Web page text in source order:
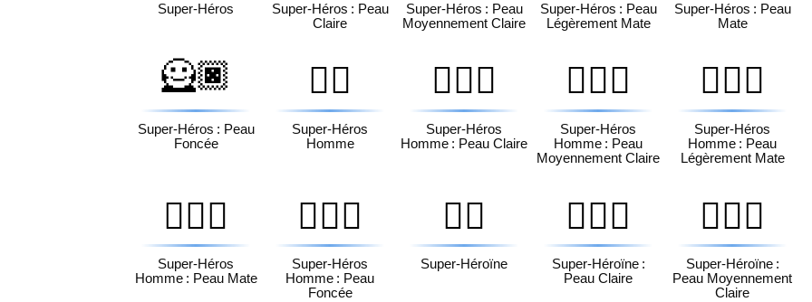
Super-Héros
Super-Héros : Peau
Claire
Super-Héros : Peau
Moyennement Claire
Super-Héros : Peau
Légèrement Mate
Super-Héros : Peau
Mate
🦸🏿
Super-Héros : Peau
Foncée
🦸‍♂️
Super-Héros
Homme
🦸🏻‍♂️
Super-Héros
Homme : Peau Claire
🦸🏼‍♂️
Super-Héros
Homme : Peau
Moyennement Claire
🦸🏽‍♂️
Super-Héros
Homme : Peau
Légèrement Mate
🦸🏾‍♂️
Super-Héros
Homme : Peau Mate
🦸🏿‍♂️
Super-Héros
Homme : Peau
Foncée
🦸‍♀️
Super-Héroïne
🦸🏻‍♀️
Super-Héroïne :
Peau Claire
🦸🏼‍♀️
Super-Héroïne :
Peau Moyennement
Claire